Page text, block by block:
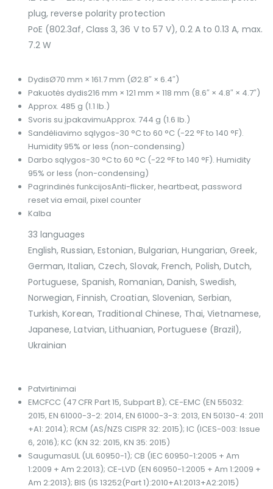
plug, reverse polarity protection
PoE (802.3af, Class 3, 36 V to 57 V), 0.2 A to 0.13 A, max.
7.2 W
DydisØ70 mm × 161.7 mm (Ø2.8″ × 6.4″)
Pakuotės dydis216 mm × 121 mm × 118 mm (8.6″ × 4.8″ × 4.7″)
Approx. 485 g (1.1 lb.)
Svoris su įpakavimuApprox. 744 g (1.6 lb.)
Sandėliavimo sąlygos-30 °C to 60 °C (-22 °F to 140 °F).
Humidity 95% or less (non-condensing)
Darbo sąlygos-30 °C to 60 °C (-22 °F to 140 °F). Humidity
95% or less (non-condensing)
Pagrindinės funkcijosAnti-flicker, heartbeat, password
reset via email, pixel counter
Kalba
33 languages
English, Russian, Estonian, Bulgarian, Hungarian, Greek,
German, Italian, Czech, Slovak, French, Polish, Dutch,
Portuguese, Spanish, Romanian, Danish, Swedish,
Norwegian, Finnish, Croatian, Slovenian, Serbian,
Turkish, Korean, Traditional Chinese, Thai, Vietnamese,
Japanese, Latvian, Lithuanian, Portuguese (Brazil),
Ukrainian
Patvirtinimai
EMCFCC (47 CFR Part 15, Subpart B); CE-EMC (EN 55032:
2015, EN 61000-3-2: 2014, EN 61000-3-3: 2013, EN 50130-4: 2011
+A1: 2014); RCM (AS/NZS CISPR 32: 2015); IC (ICES-003: Issue
6, 2016); KC (KN 32: 2015, KN 35: 2015)
SaugumasUL (UL 60950-1); CB (IEC 60950-1:2005 + Am
1:2009 + Am 2:2013); CE-LVD (EN 60950-1:2005 + Am 1:2009 +
Am 2:2013); BIS (IS 13252(Part 1):2010+A1:2013+A2:2015)